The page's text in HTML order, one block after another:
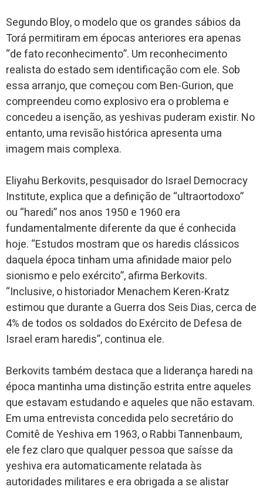
Segundo Bloy, o modelo que os grandes sábios da
Torá permitiram em épocas anteriores era apenas
“de fato reconhecimento”. Um reconhecimento
realista do estado sem identificação com ele. Sob
essa arranjo, que começou com Ben-Gurion, que
compreendeu como explosivo era o problema e
concedeu a isenção, as yeshivas puderam existir. No
entanto, uma revisão histórica apresenta uma
imagem mais complexa.
Eliyahu Berkovits, pesquisador do Israel Democracy
Institute, explica que a definição de “ultraortodoxo”
ou “haredi” nos anos 1950 e 1960 era
fundamentalmente diferente da que é conhecida
hoje. “Estudos mostram que os haredis clássicos
daquela época tinham uma afinidade maior pelo
sionismo e pelo exército”, afirma Berkovits.
“Inclusive, o historiador Menachem Keren-Kratz
estimou que durante a Guerra dos Seis Dias, cerca de
4% de todos os soldados do Exército de Defesa de
Israel eram haredis”, continua ele.
Berkovits também destaca que a liderança haredi na
época mantinha uma distinção estrita entre aqueles
que estavam estudando e aqueles que não estavam.
Em uma entrevista concedida pelo secretário do
Comitê de Yeshiva em 1963, o Rabbi Tannenbaum,
ele fez claro que qualquer pessoa que saísse da
yeshiva era automaticamente relatada às
autoridades militares e era obrigada a se alistar